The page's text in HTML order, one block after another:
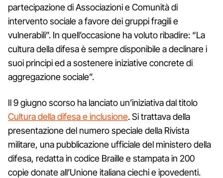
partecipazione di Associazioni e Comunità di
intervento sociale a favore dei gruppi fragili e
vulnerabili”. In quell’occasione ha voluto ribadire: “La
cultura della difesa è sempre disponibile a declinare i
suoi principi ed a sostenere iniziative concrete di
aggregazione sociale”.
Il 9 giugno scorso ha lanciato un’iniziativa dal titolo
Cultura della difesa e inclusione. Si trattava della
presentazione del numero speciale della Rivista
militare, una pubblicazione ufficiale del ministero della
difesa, redatta in codice Braille e stampata in 200
copie donate all’Unione italiana ciechi e ipovedenti.